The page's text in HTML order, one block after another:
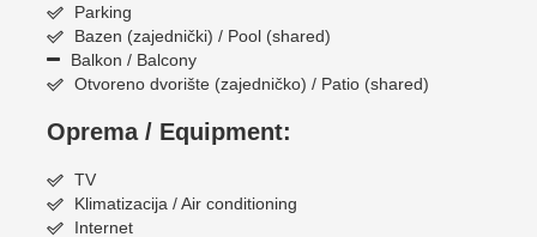
Parking
Bazen (zajednički) / Pool (shared)
Balkon / Balcony
Otvoreno dvorište (zajedničko) / Patio (shared)
Oprema / Equipment:
TV
Klimatizacija / Air conditioning
Internet